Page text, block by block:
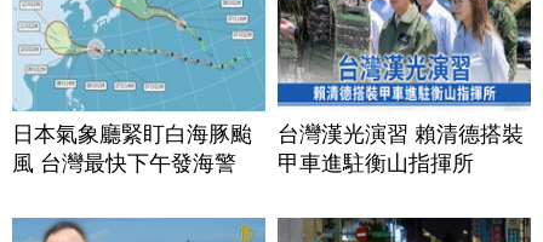
日本氣象廳緊盯白海豚颱
風 台灣最快下午發海警
台灣漢光演習 賴清德搭裝
甲車進駐衡山指揮所